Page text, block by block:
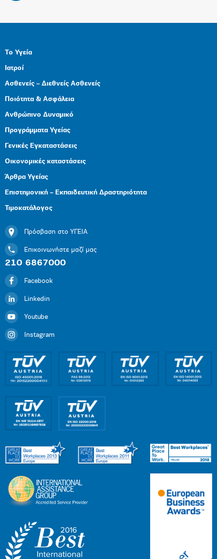
Το Υγεία
Ιατροί
Ασθενείς – Διεθνείς Ασθενείς
Ποιότητα & Ασφάλεια
Ανθρώπινο Δυναμικό
Προγράμματα Υγείας
Γενικές Εγκαταστάσεις
Οικονομικές καταστάσεις
Άρθρα Υγείας
Επιστημονική – Εκπαιδευτική Δραστηριότητα
Τιμοκατάλογος
Πρόσβαση στο ΥΓΕΙΑ
Επικοινωνήστε μαζί μας
210 6867000
Facebook
Linkedin
Youtube
Instagram